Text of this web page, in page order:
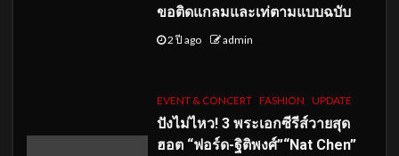
ขอติดแกลมและเท่ตามแบบฉบับ
2 ปี ago admin
EVENT & CONCERT FASHION UPDATE
ปังไม่ไหว! 3 พระเอกซีรีส์วายสุด
ฮอต “ฟอร์ด-ฐิติพงศ์”“Nat Chen”